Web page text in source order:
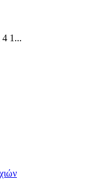
4 1...